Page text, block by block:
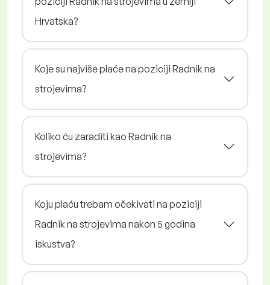
Hrvatska?
Koje su najviše plaće na poziciji Radnik na
strojevima?
Koliko ću zaraditi kao Radnik na
strojevima?
Koju plaću trebam očekivati na poziciji
Radnik na strojevima nakon 5 godina
iskustva?